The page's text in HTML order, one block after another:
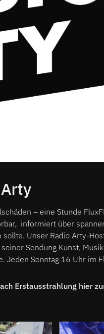
– eine Stunde
informiert über
Unser Radio Arty-
Sendung Kunst,
Jeden Sonntag 16 Uhr im
Erstausstrahlung hier